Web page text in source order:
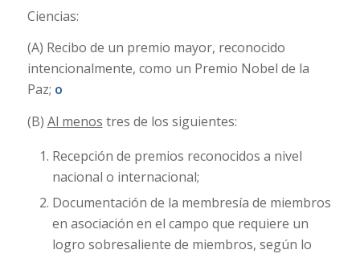
Ciencias:
(A) Recibo de un premio mayor, reconocido
intencionalmente, como un Premio Nobel de la
Paz; o
(B) Al menos tres de los siguientes:
Recepción de premios reconocidos a nivel
nacional o internacional;
Documentación de la membresía de miembros
en asociación en el campo que requiere un
logro sobresaliente de miembros, según lo